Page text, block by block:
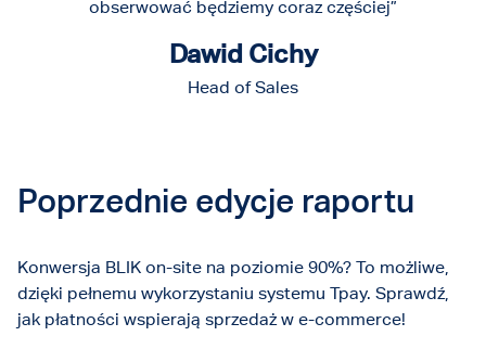
obserwować będziemy coraz częściej”
Dawid Cichy
Head of Sales
Poprzednie edycje raportu
Konwersja BLIK on-site na poziomie 90%? To możliwe,
dzięki pełnemu wykorzystaniu systemu Tpay. Sprawdź,
jak płatności wspierają sprzedaż w e-commerce!